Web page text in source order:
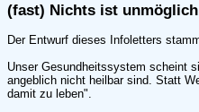
(fast) Nichts ist unmöglich
Der Entwurf dieses Infoletters
Unser Gesundheitssystem scheint
angeblich nicht heilbar sind. Statt
damit zu leben".